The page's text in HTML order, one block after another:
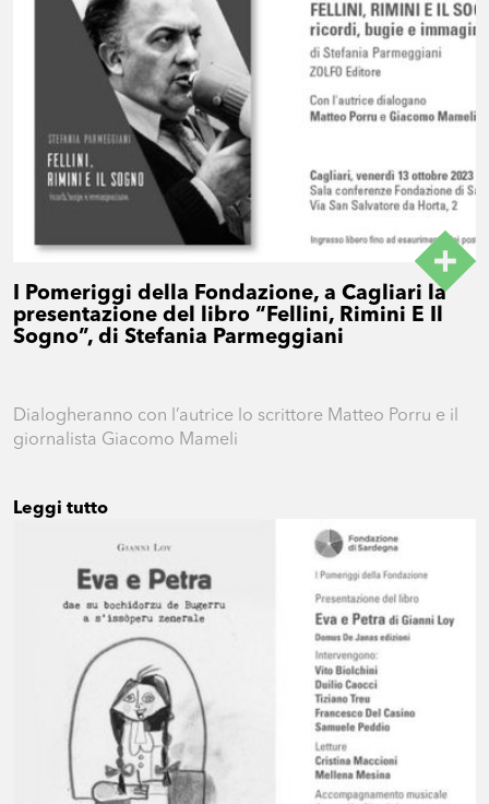
I Pomeriggi della Fondazione, a Cagliari la
presentazione del libro “Fellini, Rimini E Il
Sogno”, di Stefania Parmeggiani
Dialogheranno con l’autrice lo scrittore Matteo Porru e il
giornalista Giacomo Mameli
Leggi tutto